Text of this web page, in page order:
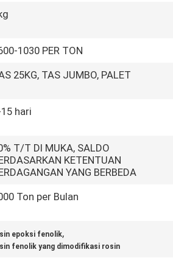
1030 PER TON
25KG, TAS JUMBO, PALET
hari
T/T DI MUKA, SALDO
KETENTUAN
YANG BERBEDA
Ton per Bulan
epoksi fenolik,
fenolik yang dimodifikasi rosin